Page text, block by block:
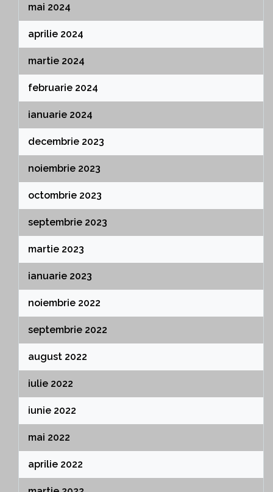
mai 2024
aprilie 2024
martie 2024
februarie 2024
ianuarie 2024
decembrie 2023
noiembrie 2023
octombrie 2023
septembrie 2023
martie 2023
ianuarie 2023
noiembrie 2022
septembrie 2022
august 2022
iulie 2022
iunie 2022
mai 2022
aprilie 2022